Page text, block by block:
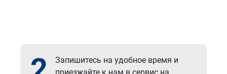
Запишитесь на удобное время и